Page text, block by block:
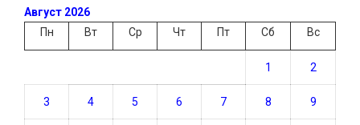
Август 2026
Пн
Вт Ср Чт Пт Сб Вс
1 2
3 4 5 6 7 8 9